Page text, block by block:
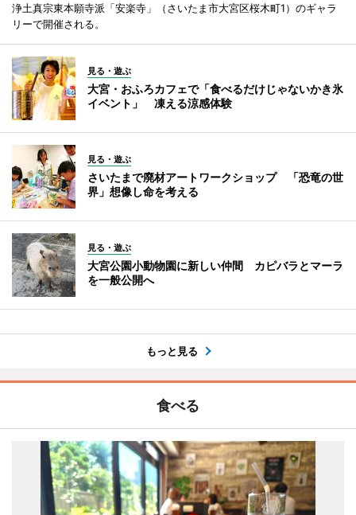
浄土真宗東本願寺派「安楽寺」（さいたま市大宮区桜木町1）のギャラ
リーで開催される。
見る・遊ぶ
大宮・おふろカフェで「食べるだけじゃないかき氷
イベント」 凍える涼感体験
見る・遊ぶ
さいたまで廃材アートワークショップ 「恐竜の世
界」想像し命を考える
見る・遊ぶ
大宮公園小動物園に新しい仲間 カピバラとマーラ
を一般公開へ
もっと見る
食べる